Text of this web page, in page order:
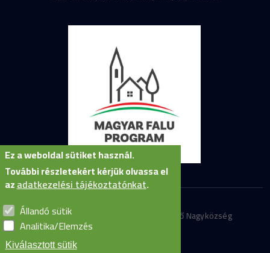
Minden jog fenntartva © Szirmabesenyő Nagyközség
Ez a weboldal sütiket használ.
További részletekért kérjük olvassa el
azadatkezelési tájékoztatónkat.
Állandó sütik
Analitika/Elemzés
Kiválasztott sütik